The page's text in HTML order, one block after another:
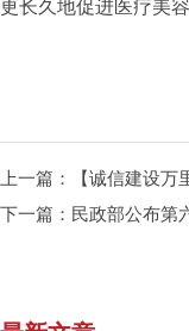
更长久地促进医疗美
上一篇：
【诚信建设
下一篇： 民政部公布第